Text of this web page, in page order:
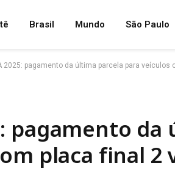
Brasil Mundo São Paulo
2025: pagamento da última parcela para
pagamento
placa final 2